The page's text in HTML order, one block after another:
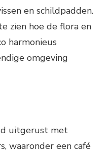
en schildpadden.
zien hoe de flora en
harmonieus
omgeving
uitgerust met
waaronder een café